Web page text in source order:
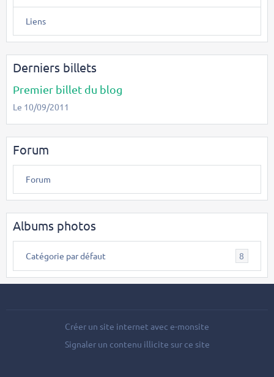
Liens
Derniers billets
Premier billet du blog
Le 10/09/2011
Forum
Forum
Albums photos
Catégorie par défaut 8
Créer un site internet avec e-monsite
Signaler un contenu illicite sur ce site